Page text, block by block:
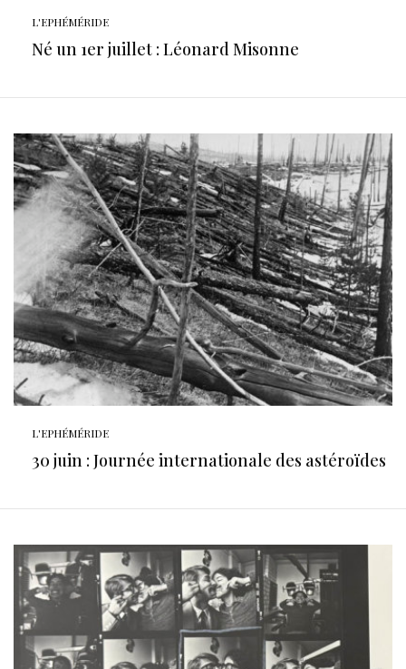
L'EPHÉMÉRIDE
Né un 1er juillet : Léonard Misonne
L'EPHÉMÉRIDE
30 juin : Journée internationale des astéroïdes